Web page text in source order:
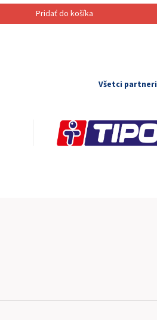
Pridať do košíka
Všetci partneri